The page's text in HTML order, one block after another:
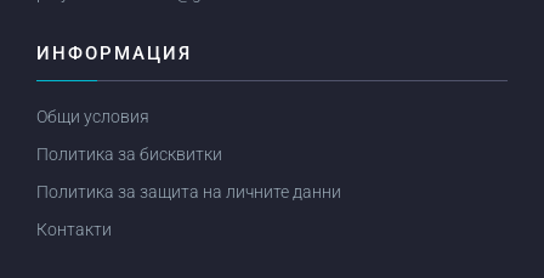
ИНФОРМАЦИЯ
Общи условия
Политика за бисквитки
Политика за защита на личните данни
Контакти